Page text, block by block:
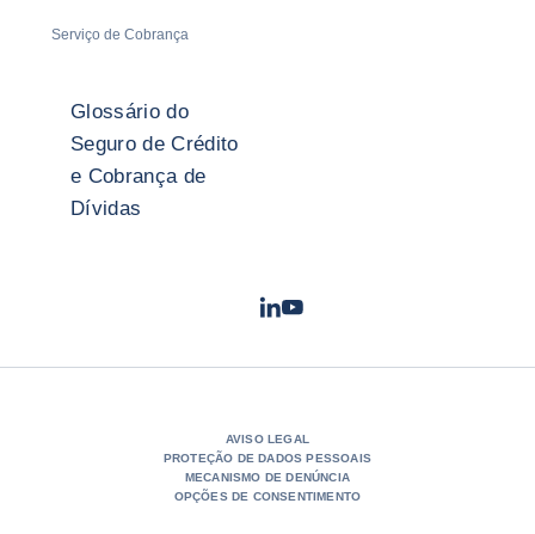
Serviço de Cobrança
Glossário do
Seguro de Crédito
e Cobrança de
Dívidas
LinkedIn
Youtube
AVISO LEGAL
PROTEÇÃO DE DADOS PESSOAIS
MECANISMO DE DENÚNCIA
OPÇÕES DE CONSENTIMENTO